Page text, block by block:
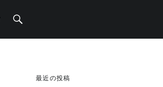
SIDEBAR
最近の投稿